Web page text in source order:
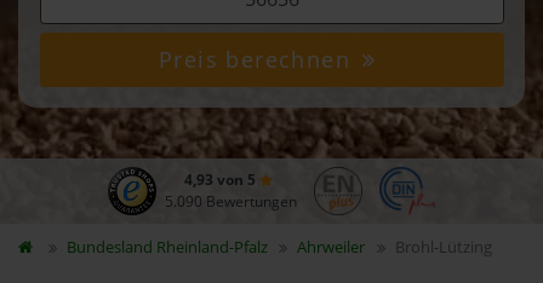
Preis berechnen
4,93 von 5
5.090 Bewertungen
Bundesland Rheinland-Pfalz Ahrweiler Brohl-Lützing